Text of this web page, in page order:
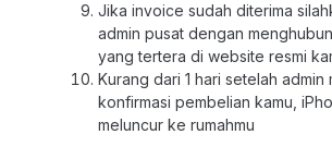
Jika invoice sudah diterima
admin pusat dengan
yang tertera di website resmi
Kurang dari 1 hari setelah admin
konfirmasi pembelian kamu,
meluncur ke rumahmu